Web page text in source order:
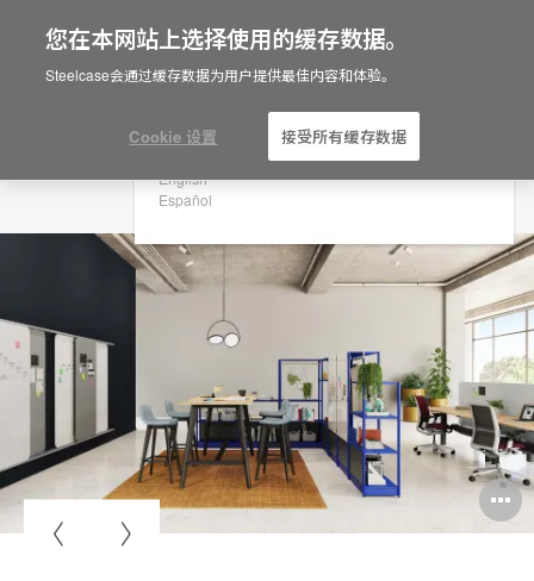
Are you in United States?
English
Español
您在本网站上选择使用的缓存数据。
Steelcase会通过缓存数据为用户提供最佳内容和体验。
Cookie 设置 接受所有缓存数据